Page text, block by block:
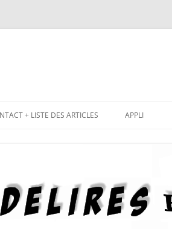
+ LISTE DES ARTICLES APPLI